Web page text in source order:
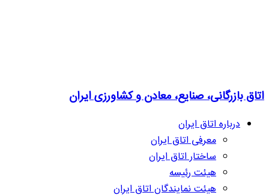
اتاق بازرگانی، صنایع، معادن و کشاورزی ایران
درباره اتاق ایران
معرفی اتاق ایران
ساختار اتاق ایران
هیئت رئیسه
هیئت نمایندگان اتاق ایران